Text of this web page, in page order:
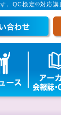
。QC検定®対応講